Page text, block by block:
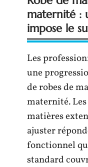
maternité :
impose le
Les
une
de robes de
maternité.
matières
ajuster
fonctionnel
standard